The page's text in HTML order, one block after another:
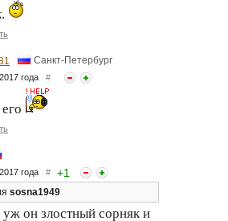
Санкт-Петербург
года #
года # +1
sosna1949
уж он злостный сорняк и